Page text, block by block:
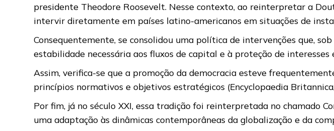
presidente Theodore Roosevelt. Nesse contexto, ao reinterpretar a
intervir diretamente em países latino-americanos em situações de
Consequentemente, se consolidou uma política de intervenções que,
estabilidade necessária aos fluxos de capital e à proteção de interesses
Assim, verifica-se que a promoção da democracia esteve
princípios normativos e objetivos estratégicos (Encyclopaedia
Por fim, já no século XXI, essa tradição foi reinterpretada no chamado
uma adaptação às dinâmicas contemporâneas da globalização e da